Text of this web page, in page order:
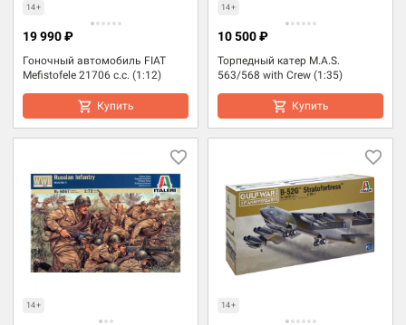
14+
Гоночный автомобиль FIAT
Mefistofele 21706 c.c. (1:12)
19 990 ₽
Купить
14+
Торпедный катер M.A.S.
563/568 with Crew (1:35)
10 500 ₽
Купить
14+ 14+